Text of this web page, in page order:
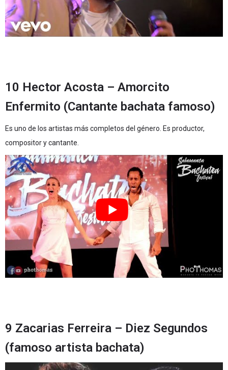
10 Hector Acosta – Amorcito
Enfermito (Cantante bachata famoso)
Es uno de los artistas más completos del género. Es productor,
compositor y cantante.
9 Zacarias Ferreira – Diez Segundos
(famoso artista bachata)